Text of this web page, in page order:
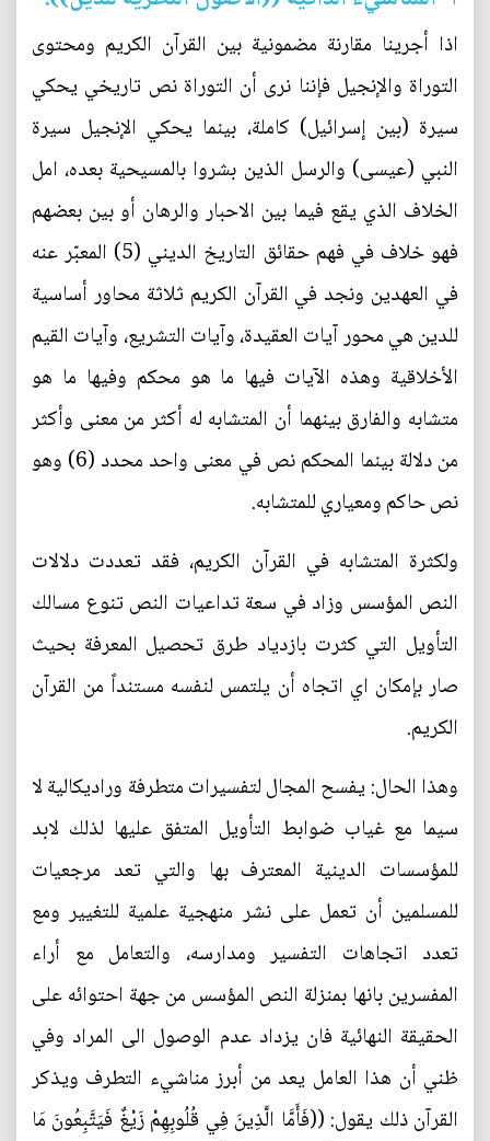
اذا أجرينا مقارنة مضمونية بين القرآن الكريم ومحتوى
التوراة والإنجيل فإننا نرى أن التوراة نص تاريخي يحكي
سيرة (بين إسرائيل) كاملة، بينما يحكي الإنجيل سيرة
النبي (عيسى) والرسل الذين بشروا بالمسيحية بعده، امل
الخلاف الذي يقع فيما بين الاحبار والرهان أو بين بعضهم
فهو خلاف في فهم حقائق التاريخ الديني (5) المعبّر عنه
في العهدين ونجد في القرآن الكريم ثلاثة محاور أساسية
للدين هي محور آيات العقيدة، وآيات التشريع، وآيات القيم
الأخلاقية وهذه الآيات فيها ما هو محكم وفيها ما هو
متشابه والفارق بينهما أن المتشابه له أكثر من معنى وأكثر
من دلالة بينما المحكم نص في معنى واحد محدد (6) وهو
نص حاكم ومعياري للمتشابه.
ولكثرة المتشابه في القرآن الكريم، فقد تعددت دلالات
النص المؤسس وزاد في سعة تداعيات النص تنوع مسالك
التأويل التي كثرت بازدياد طرق تحصيل المعرفة بحيث
صار بإمكان اي اتجاه أن يلتمس لنفسه مستنداً من القرآن
الكريم.
وهذا الحال: يفسح المجال لتفسيرات متطرفة وراديكالية لا
سيما مع غياب ضوابط التأويل المتفق عليها لذلك لابد
للمؤسسات الدينية المعترف بها والتي تعد مرجعيات
للمسلمين أن تعمل على نشر منهجية علمية للتغيير ومع
تعدد اتجاهات التفسير ومدارسه، والتعامل مع أراء
المفسرين بانها بمنزلة النص المؤسس من جهة احتوائه على
الحقيقة النهائية فان يزداد عدم الوصول الى المراد وفي
ظني أن هذا العامل يعد من أبرز مناشيء التطرف ويذكر
القرآن ذلك يقول: ((فَأَمَّا الَّذِينَ فِي قُلُوبِهِمْ زَيْغٌ فَيَتَّبِعُونَ مَا